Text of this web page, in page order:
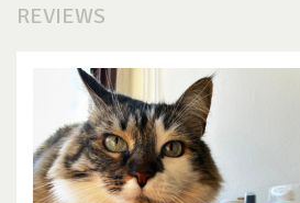
REVIEWS